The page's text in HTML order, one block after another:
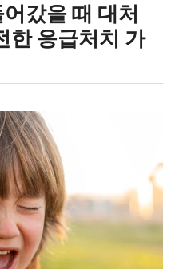
갔을 때 대처
한 응급처치 가